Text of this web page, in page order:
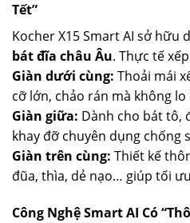
Tết”
Kocher X15 Smart AI sở hữu
bát đĩa châu Âu. Thực tế
Giàn dưới cùng: Thoải mái
cỡ lớn, chảo rán mà không lo
Giàn giữa: Dành cho bát tô,
khay đỡ chuyên dụng chống
Giàn trên cùng: Thiết kế
đũa, thìa, dẻ nạo… giúp tối
Công Nghệ Smart AI Có